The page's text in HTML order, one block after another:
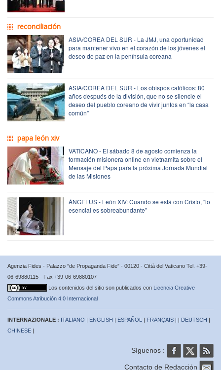
reconciliación
ASIA/COREA DEL SUR - La JMJ, una oportunidad
para mantener vivo en el corazón de los jóvenes el
deseo de paz en la península coreana
ASIA/COREA DEL SUR - Los obispos católicos: 80
años después de la división, que no se silencie el
deseo del pueblo coreano de vivir juntos en “la casa
común”
papa león xiv
VATICANO - El sábado 8 de agosto comienza la
formación misionera online en vietnamita sobre el
Mensaje del Papa para la próxima Jornada Mundial
de las Misiones
ÁNGELUS - León XIV: Cuando se está con Cristo, “lo
esencial es sobreabundante”
Agenzia Fides - Palazzo “de Propaganda Fide” - 00120 - Città del Vaticano Tel. +39-
06-69880115 - Fax +39-06-69880107
Los contenidos del sitio son publicados con Licencia Creative
Commons Atribución 4.0 Internacional
INTERNAZIONALE : ITALIANO | ENGLISH | ESPAÑOL | FRANÇAIS | | DEUTSCH |
CHINESE |
Síguenos :
Contacto de Redacción